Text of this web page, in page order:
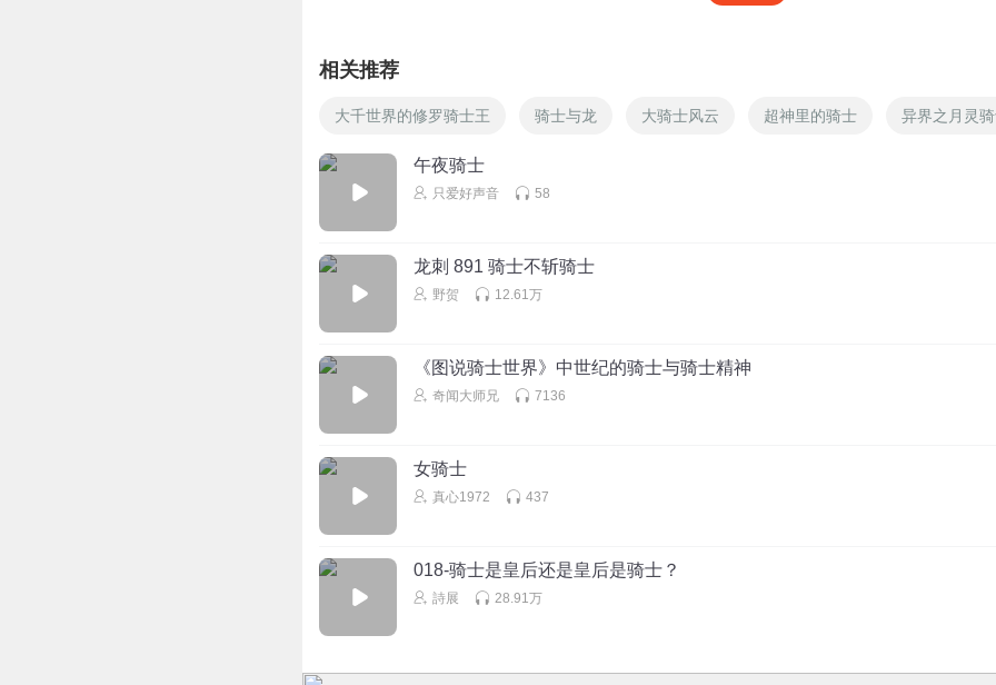
相关推荐
大千世界的修罗骑士王 骑士与龙 大骑士风云 超神里的骑士 异界之月灵
午夜骑士
只爱好声音 58
龙刺 891 骑士不斩骑士
野贺 12.61万
《图说骑士世界》中世纪的骑士与骑士精神
奇闻大师兄 7136
女骑士
真心1972 437
018-骑士是皇后还是皇后是骑士？
詩展 28.91万